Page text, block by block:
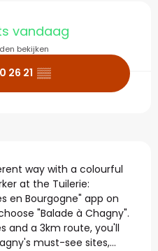
en
vandaag
bekijken
26 21 ▒▒
way with a colourful
at the Tuilerie:
en Bourgogne" app on
"Balade à Chagny".
and a 3km route, you'll
must-see sites,...